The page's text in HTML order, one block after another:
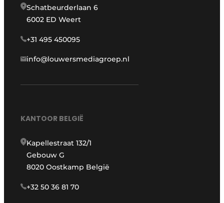
Schatbeurderlaan 6
6002 ED Weert
+31 495 450095
info@louwersmediagroep.nl
KANTOOR BELGIË
Kapellestraat 132/1
Gebouw G
8020 Oostkamp België
+32 50 36 81 70